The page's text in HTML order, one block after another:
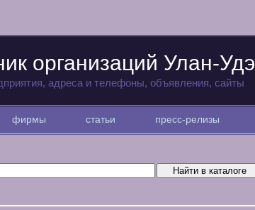
организаций Улан-Удэ
адреса и телефоны, объявления, сайты
фирмы статьи пресс-релизы